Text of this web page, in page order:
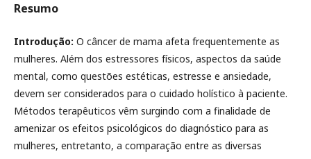
Resumo
Introdução: O câncer de mama afeta frequentemente as
mulheres. Além dos estressores físicos, aspectos da saúde
mental, como questões estéticas, estresse e ansiedade,
devem ser considerados para o cuidado holístico à paciente.
Métodos terapêuticos vêm surgindo com a finalidade de
amenizar os efeitos psicológicos do diagnóstico para as
mulheres, entretanto, a comparação entre as diversas